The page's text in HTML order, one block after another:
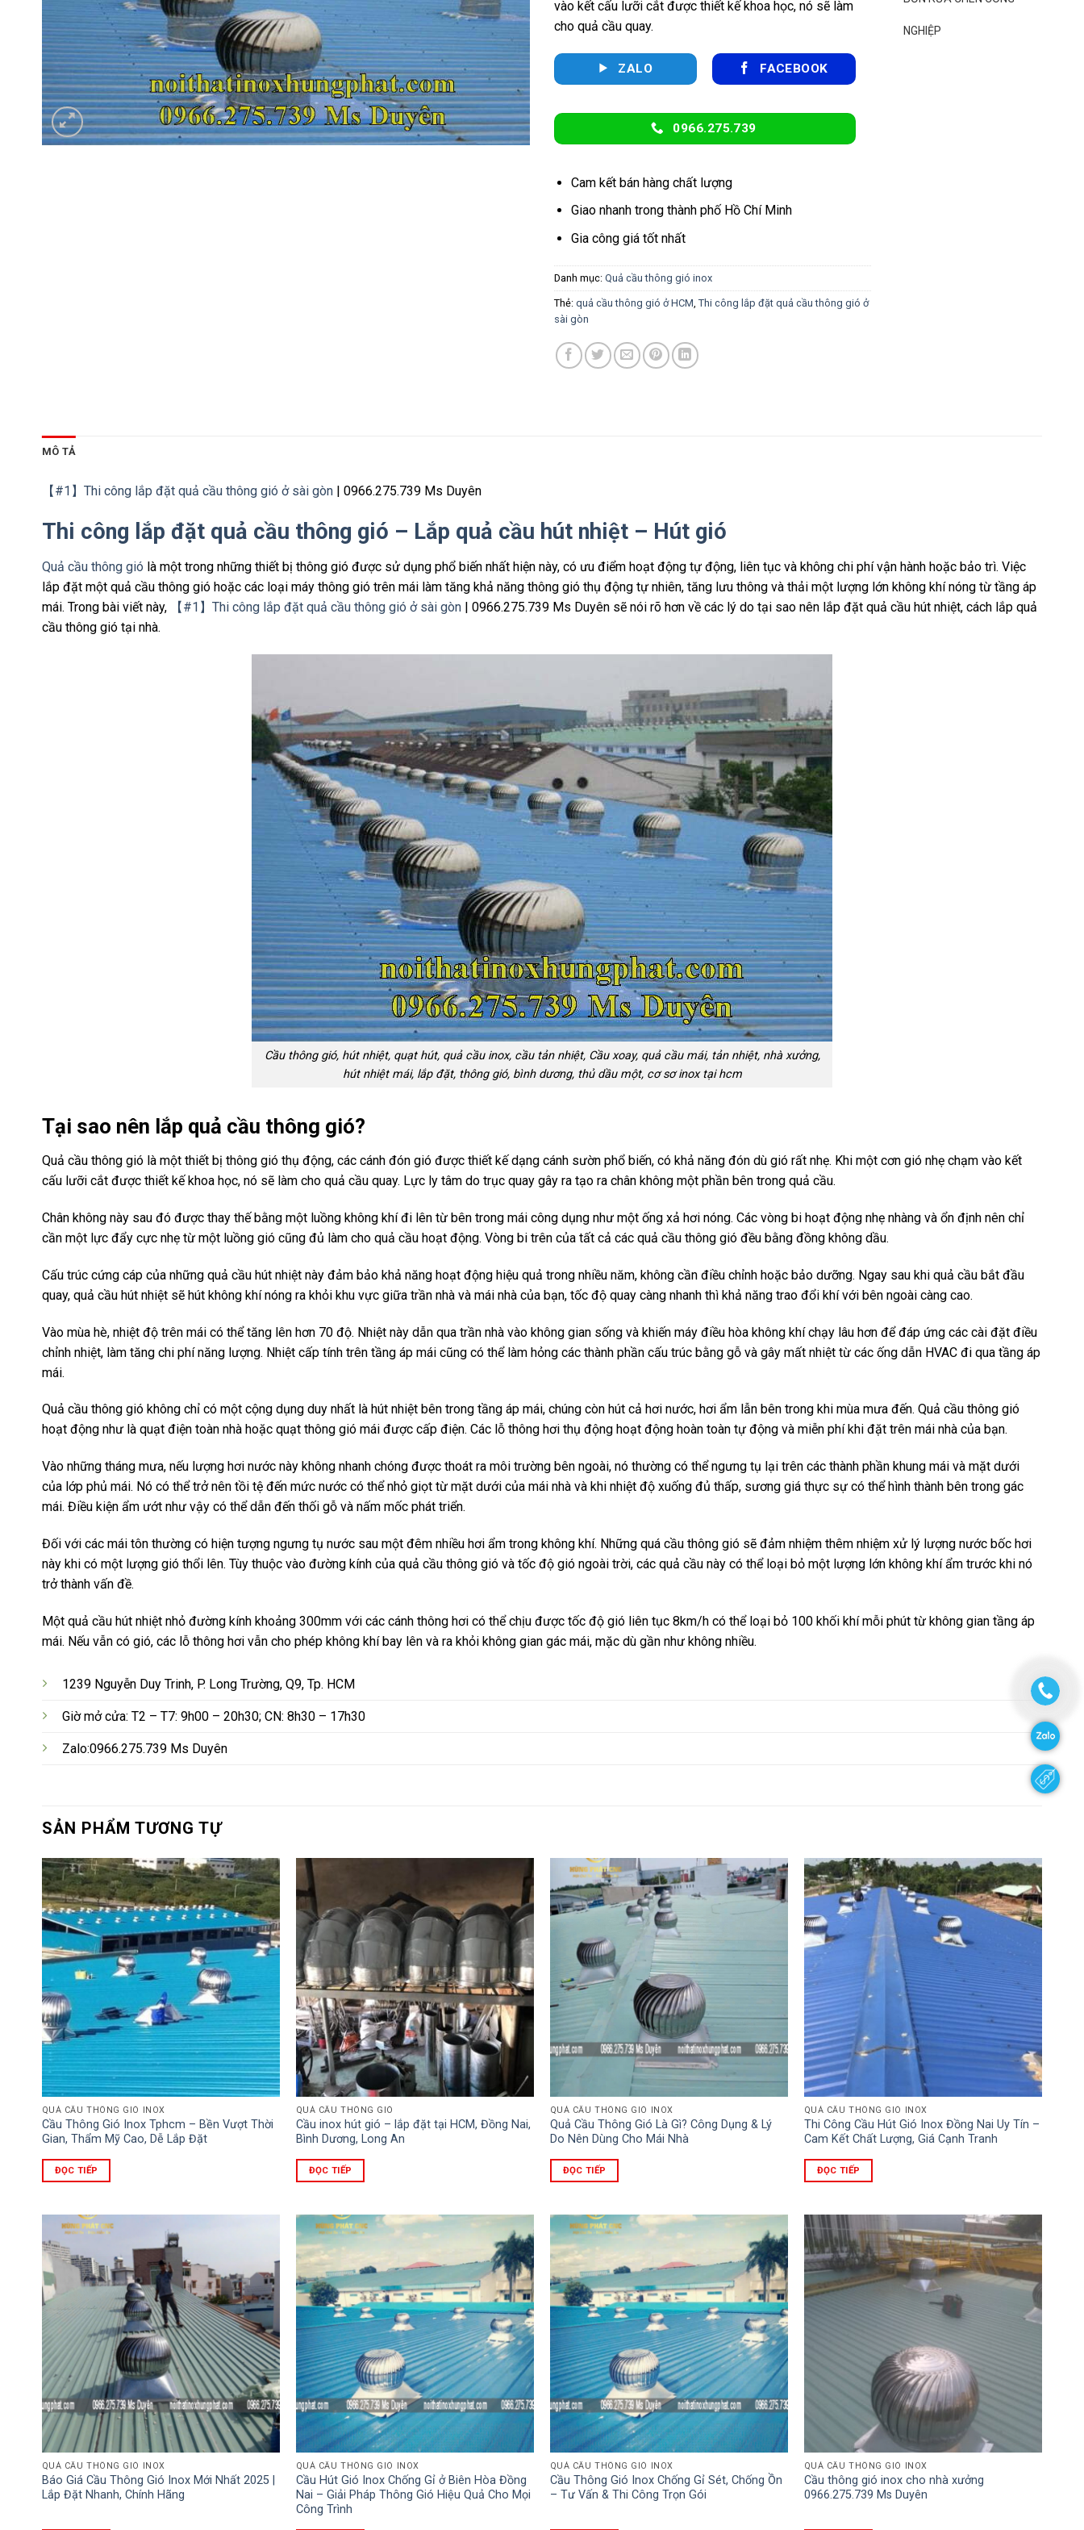
vào kết cấu lưỡi cắt được thiết kế khoa học, nó sẽ làm
cho quả cầu quay.
ZALO FACEBOOK
0966.275.739
Cam kết bán hàng chất lượng
Giao nhanh trong thành phố Hồ Chí Minh
Gia công giá tốt nhất
Danh mục: Quả cầu thông gió inox
Thẻ: quả cầu thông gió ở HCM Thi công lắp đặt quả cầu thông gió ở
sài gòn
NGHIỆP
MÔ TẢ
【#1】Thi công lắp đặt quả cầu thông gió ở sài gòn | 0966.275.739 Ms Duyên
Thi công lắp đặt quả cầu thông gió – Lắp quả cầu hút nhiệt – Hút gió
Quả cầu thông gió là một trong những thiết bị thông gió được sử dụng phổ biến nhất hiện này, có ưu điểm hoạt động tự động, liên tục và không chi phí vận hành hoặc bảo trì. Việc
lắp đặt một quả cầu thông gió hoặc các loại máy thông gió trên mái làm tăng khả năng thông gió thụ động tự nhiên, tăng lưu thông và thải một lượng lớn không khí nóng từ tầng áp
mái. Trong bài viết này,
【#1】Thi công lắp đặt quả cầu thông gió ở sài gòn | 0966.275.739 Ms Duyên sẽ nói rõ hơn về các lý do tại sao nên lắp đặt quả cầu hút nhiệt, cách lắp quả
cầu thông gió tại nhà.
Cầu thông gió, hút nhiệt, quạt hút, quả cầu inox, cầu tản nhiệt, Cầu xoay, quả cầu mái, tản nhiệt, nhà xưởng,
hút nhiệt mái, lắp đặt, thông gió, bình dương, thủ dầu một, cơ sơ inox tại hcm
Tại sao nên lắp quả cầu thông gió?
Quả cầu thông gió là một thiết bị thông gió thụ động, các cánh đón gió được thiết kế dạng cánh sườn phổ biến, có khả năng đón dù gió rất nhẹ. Khi một cơn gió nhẹ chạm vào kết
cấu lưỡi cắt được thiết kế khoa học, nó sẽ làm cho quả cầu quay. Lực ly tâm do trục quay gây ra tạo ra chân không một phần bên trong quả cầu.
Chân không này sau đó được thay thế bằng một luồng không khí đi lên từ bên trong mái công dụng như một ống xả hơi nóng. Các vòng bi hoạt động nhẹ nhàng và ổn định nên chỉ
cần một lực đẩy cực nhẹ từ một luồng gió cũng đủ làm cho quả cầu hoạt động. Vòng bi trên của tất cả các quả cầu thông gió đều bằng đồng không dầu.
Cấu trúc cứng cáp của những quả cầu hút nhiệt này đảm bảo khả năng hoạt động hiệu quả trong nhiều năm, không cần điều chỉnh hoặc bảo dưỡng. Ngay sau khi quả cầu bắt đầu
quay, quả cầu hút nhiệt sẽ hút không khí nóng ra khỏi khu vực giữa trần nhà và mái nhà của bạn, tốc độ quay càng nhanh thì khả năng trao đổi khí với bên ngoài càng cao.
Vào mùa hè, nhiệt độ trên mái có thể tăng lên hơn 70 độ. Nhiệt này dẫn qua trần nhà vào không gian sống và khiến máy điều hòa không khí chạy lâu hơn để đáp ứng các cài đặt điều
chỉnh nhiệt, làm tăng chi phí năng lượng. Nhiệt cấp tính trên tầng áp mái cũng có thể làm hỏng các thành phần cấu trúc bằng gỗ và gây mất nhiệt từ các ống dẫn HVAC đi qua tầng áp
mái.
Quả cầu thông gió không chỉ có một cộng dụng duy nhất là hút nhiệt bên trong tầng áp mái, chúng còn hút cả hơi nước, hơi ẩm lẫn bên trong khi mùa mưa đến. Quả cầu thông gió
hoạt động như là quạt điện toàn nhà hoặc quạt thông gió mái được cấp điện. Các lỗ thông hơi thụ động hoạt động hoàn toàn tự động và miễn phí khi đặt trên mái nhà của bạn.
Vào những tháng mưa, nếu lượng hơi nước này không nhanh chóng được thoát ra môi trường bên ngoài, nó thường có thể ngưng tụ lại trên các thành phần khung mái và mặt dưới
của lớp phủ mái. Nó có thể trở nên tồi tệ đến mức nước có thể nhỏ giọt từ mặt dưới của mái nhà và khi nhiệt độ xuống đủ thấp, sương giá thực sự có thể hình thành bên trong gác
mái. Điều kiện ẩm ướt như vậy có thể dẫn đến thối gỗ và nấm mốc phát triển.
Đối với các mái tôn thường có hiện tượng ngưng tụ nước sau một đêm nhiều hơi ẩm trong không khí. Những quá cầu thông gió sẽ đảm nhiệm thêm nhiệm xử lý lượng nước bốc hơi
này khi có một lượng gió thổi lên. Tùy thuộc vào đường kính của quả cầu thông gió và tốc độ gió ngoài trời, các quả cầu này có thể loại bỏ một lượng lớn không khí ẩm trước khi nó
trở thành vấn đề.
Một quả cầu hút nhiệt nhỏ đường kính khoảng 300mm với các cánh thông hơi có thể chịu được tốc độ gió liên tục 8km/h có thể loại bỏ 100 khối khí mỗi phút từ không gian tầng áp
mái. Nếu vẫn có gió, các lỗ thông hơi vẫn cho phép không khí bay lên và ra khỏi không gian gác mái, mặc dù gần như không nhiều.
1239 Nguyễn Duy Trinh, P. Long Trường, Q9, Tp. HCM
Giờ mở cửa: T2 – T7: 9h00 – 20h30; CN: 8h30 – 17h30
Zalo:0966.275.739 Ms Duyên
SẢN PHẨM TƯƠNG TỰ
QUẢ CẦU THÔNG GIÓ INOX
Cầu Thông Gió Inox Tphcm – Bền Vượt Thời
Gian, Thẩm Mỹ Cao, Dễ Lắp Đặt
ĐỌC TIẾP
QUẢ CẦU THÔNG GIÓ
Cầu inox hút gió – lắp đặt tại HCM, Đồng Nai,
Bình Dương, Long An
ĐỌC TIẾP
QUẢ CẦU THÔNG GIÓ INOX
Quả Cầu Thông Gió Là Gì? Công Dụng & Lý
Do Nên Dùng Cho Mái Nhà
ĐỌC TIẾP
QUẢ CẦU THÔNG GIÓ INOX
Thi Công Cầu Hút Gió Inox Đồng Nai Uy Tín –
Cam Kết Chất Lượng, Giá Cạnh Tranh
ĐỌC TIẾP
QUẢ CẦU THÔNG GIÓ INOX
Báo Giá Cầu Thông Gió Inox Mới Nhất 2025 |
Lắp Đặt Nhanh, Chính Hãng
QUẢ CẦU THÔNG GIÓ INOX
Cầu Hút Gió Inox Chống Gỉ ở Biên Hòa Đồng
Nai – Giải Pháp Thông Gió Hiệu Quả Cho Mọi
Công Trình
QUẢ CẦU THÔNG GIÓ INOX
Cầu Thông Gió Inox Chống Gỉ Sét, Chống Ồn
– Tư Vấn & Thi Công Trọn Gói
QUẢ CẦU THÔNG GIÓ INOX
Cầu thông gió inox cho nhà xưởng
0966.275.739 Ms Duyên